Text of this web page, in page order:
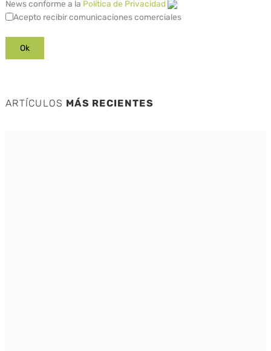
News conforme a la Política de Privacidad
Acepto recibir comunicaciones comerciales
ARTÍCULOS MÁS RECIENTES